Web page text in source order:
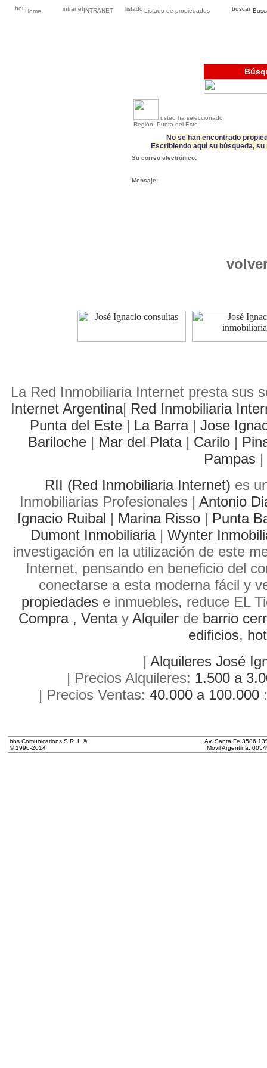
Home INTRANET Listado de propiedades
usted ha seleccionado
Región: Punta del Este
No se han encontrado
Escribiendo aquí su búsqueda,
Su correo electrónico:
Mensaje:
La Red Inmobiliaria Internet presta sus
Internet Argentina| Red Inmobiliaria
Punta del Este | La Barra| Jose
Bariloche| Mar del Plata| Carilo|
Pampas |
RII (Red Inmobiliaria Internet) es
Inmobiliarias Profesionales | Antonio
Ignacio Ruibal | Marina Risso| Punta
Dumont Inmobiliaria| Wynter
investigación en la utilización de este
Internet, pensando en beneficio del
conectarse a esta moderna fácil y
propiedades e inmuebles, reduce EL
Compra , Venta y Alquiler de barrio
edificios,
| Alquileres José
| Precios Alquileres: 1.500 a
| Precios Ventas: 40.000 a 100.000
bbs Comunications S.R. L ®
© 1996-2014
Av. Santa Fe 3586
Movil Argentina: